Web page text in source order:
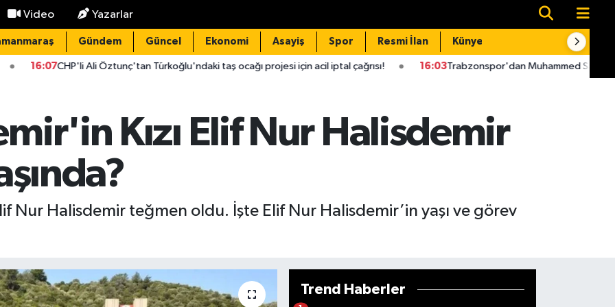
Video Yazarlar
Gündem Güncel Ekonomi Asayiş Spor Resmi İlan Künye
Ali Öztunç'tan Türkoğlu'ndaki taş ocağı projesi için acil iptal çağrısı! 16:03Trabzonspor'dan Muhammed Salah açıklaması! Haciz
Kızı Elif Nur Halisdemir
Nur Halisdemir teğmen oldu. İşte Elif Nur Halisdemir’in yaşı ve görev
Trend Haberler